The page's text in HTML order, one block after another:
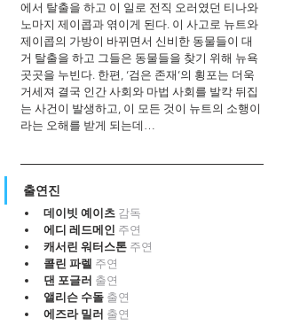
에서 탈출을 하고 이 일로 전직 오러였던 티나와
노마지 제이콥과 엮이게 된다. 이 사고로 뉴트와
제이콥의 가방이 바뀌면서 신비한 동물들이 대
거 탈출을 하고 그들은 동물들을 찾기 위해 뉴욕
곳곳을 누빈다. 한편, ‘검은 존재’의 횡포는 더욱
거세져 결국 인간 사회와 마법 사회를 발칵 뒤집
는 사건이 발생하고, 이 모든 것이 뉴트의 소행이
라는 오해를 받게 되는데…
출연진
데이빗 예이츠 감독
에디 레드메인 주연
캐서린 워터스톤 주연
콜린 파렐 주연
댄 포글러 출연
앨리슨 수돌 출연
에즈라 밀러 출연